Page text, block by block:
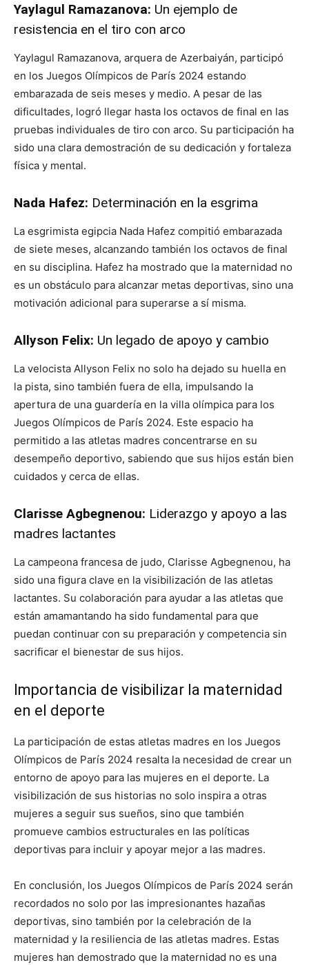
Yaylagul Ramazanova: Un ejemplo de
resistencia en el tiro con arco
Yaylagul Ramazanova, arquera de Azerbaiyán, participó
en los Juegos Olímpicos de París 2024 estando
embarazada de seis meses y medio. A pesar de las
dificultades, logró llegar hasta los octavos de final en las
pruebas individuales de tiro con arco. Su participación ha
sido una clara demostración de su dedicación y fortaleza
física y mental.
Nada Hafez: Determinación en la esgrima
La esgrimista egipcia Nada Hafez compitió embarazada
de siete meses, alcanzando también los octavos de final
en su disciplina. Hafez ha mostrado que la maternidad no
es un obstáculo para alcanzar metas deportivas, sino una
motivación adicional para superarse a sí misma.
Allyson Felix: Un legado de apoyo y cambio
La velocista Allyson Felix no solo ha dejado su huella en
la pista, sino también fuera de ella, impulsando la
apertura de una guardería en la villa olímpica para los
Juegos Olímpicos de París 2024. Este espacio ha
permitido a las atletas madres concentrarse en su
desempeño deportivo, sabiendo que sus hijos están bien
cuidados y cerca de ellas.
Clarisse Agbegnenou: Liderazgo y apoyo a las
madres lactantes
La campeona francesa de judo, Clarisse Agbegnenou, ha
sido una figura clave en la visibilización de las atletas
lactantes. Su colaboración para ayudar a las atletas que
están amamantando ha sido fundamental para que
puedan continuar con su preparación y competencia sin
sacrificar el bienestar de sus hijos.
Importancia de visibilizar la maternidad
en el deporte
La participación de estas atletas madres en los Juegos
Olímpicos de París 2024 resalta la necesidad de crear un
entorno de apoyo para las mujeres en el deporte. La
visibilización de sus historias no solo inspira a otras
mujeres a seguir sus sueños, sino que también
promueve cambios estructurales en las políticas
deportivas para incluir y apoyar mejor a las madres.
En conclusión, los Juegos Olímpicos de París 2024 serán
recordados no solo por las impresionantes hazañas
deportivas, sino también por la celebración de la
maternidad y la resiliencia de las atletas madres. Estas
mujeres han demostrado que la maternidad no es una